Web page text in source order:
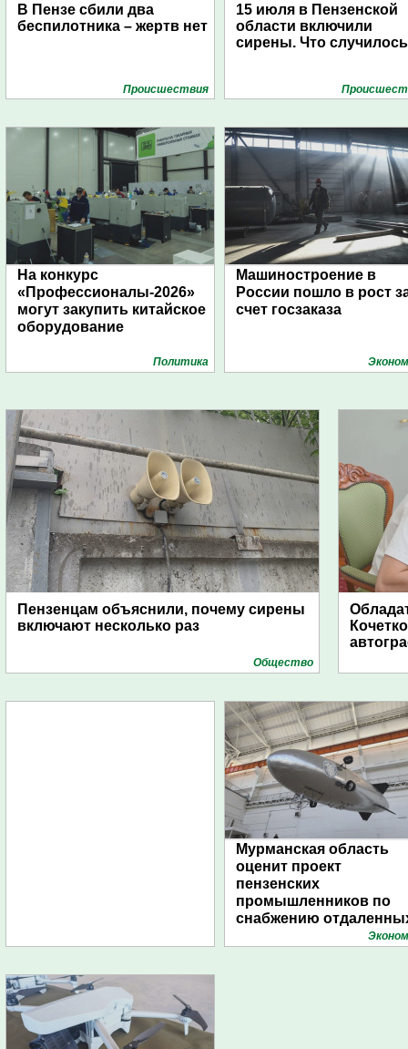
В Пензе сбили два
беспилотника – жертв нет
Проиcшествия
15 июля в Пензенской
области включили
сирены. Что
На конкурс
«Профессионалы-2026»
могут закупить китайское
оборудование
Политика
Машиностроение в
России пошло в рост
счет госзаказа
Пензенцам объяснили, почему сирены
включают несколько раз
Общество
Мурманская область
оценит проект
пензенских
промышленников по
снабжению
поселений с помощью